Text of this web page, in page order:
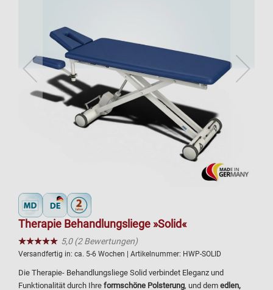
Therapie Behandlungsliege »Solid«
★★★★★
☆☆☆☆☆ 5,0 (2 Bewertungen)
Versandfertig in: ca. 5-6 Wochen | Artikelnummer: HWP-SOLID
Die Therapie- Behandlungsliege Solid verbindet Eleganz und
Funktionalität durch Ihre formschöne Polsterung, und dem edlen,